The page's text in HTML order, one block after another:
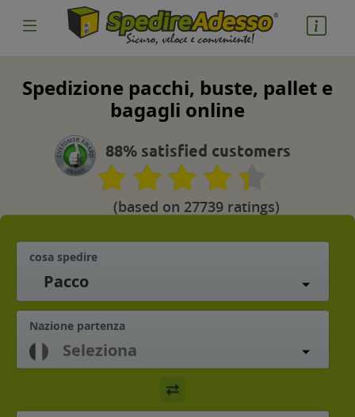
Spedizione pacchi, buste, pallet e
bagagli online
88% satisfied customers
(based on 27739 ratings)
cosa spedire
Pacco
Nazione partenza